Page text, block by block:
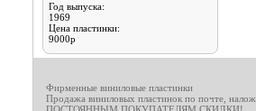
Год выпуска:
1969
Цена пластинки:
9000р
Фирменные виниловые пластинки
Продажа виниловых пластинок по почте,